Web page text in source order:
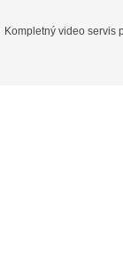
Kompletný video servis